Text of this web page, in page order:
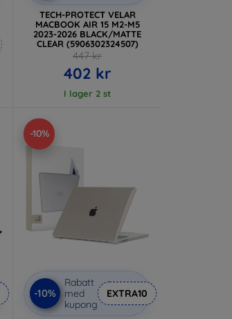
TECH-PROTECT VELAR
MACBOOK AIR 15 M2-M5
2023-2026 BLACK/MATTE
CLEAR (5906302324507)
447 kr
402 kr
I lager 2 st
-10%
-10%
Rabatt
med
kupong
EXTRA10